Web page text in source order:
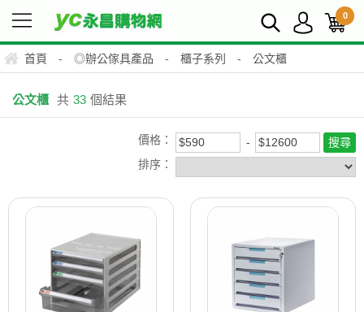
0
首頁 - ◎辦公傢具產品 - 櫃子系列 - 公文櫃
公文櫃 共 33 個結果
價格：
排序：